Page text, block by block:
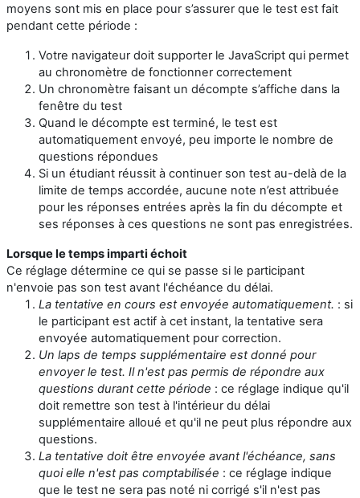
moyens sont mis en place pour s’assurer que le test est fait
pendant cette période :
Votre navigateur doit supporter le JavaScript qui permet
au chronomètre de fonctionner correctement
Un chronomètre faisant un décompte s’affiche dans la
fenêtre du test
Quand le décompte est terminé, le test est
automatiquement envoyé, peu importe le nombre de
questions répondues
Si un étudiant réussit à continuer son test au-delà de la
limite de temps accordée, aucune note n’est attribuée
pour les réponses entrées après la fin du décompte et
ses réponses à ces questions ne sont pas enregistrées.
Lorsque le temps imparti échoit
Ce réglage détermine ce qui se passe si le participant
n'envoie pas son test avant l'échéance du délai.
La tentative en cours est envoyée automatiquement. : si
le participant est actif à cet instant, la tentative sera
envoyée automatiquement pour correction.
Un laps de temps supplémentaire est donné pour
envoyer le test. Il n'est pas permis de répondre aux
questions durant cette période : ce réglage indique qu'il
doit remettre son test à l'intérieur du délai
supplémentaire alloué et qu'il ne peut plus répondre aux
questions.
La tentative doit être envoyée avant l'échéance, sans
quoi elle n'est pas comptabilisée : ce réglage indique
que le test ne sera pas noté ni corrigé s'il n'est pas